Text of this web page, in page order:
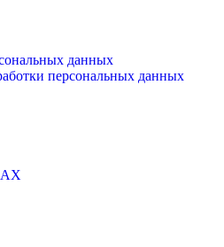
данных
персональных данных